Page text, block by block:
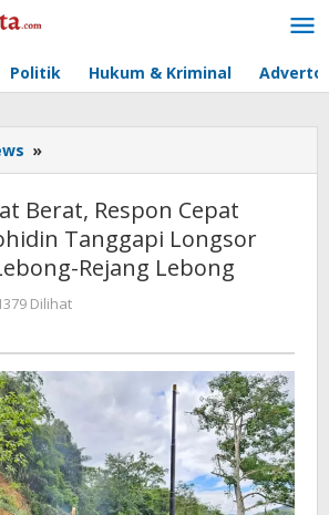
Politik Hukum & Kriminal
»
Alat
Respon
Cepat
Gubernur
Rohidin
Tanggapi
Jalur
Lebong-
Rejang
Lebong
Berat, Respon Cepat
Tanggapi Longsor
Rejang Lebong
Dilihat